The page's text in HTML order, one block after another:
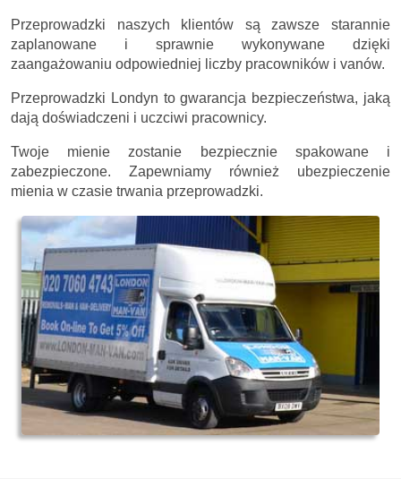
Przeprowadzki naszych klientów są zawsze starannie
zaplanowane i sprawnie wykonywane dzięki
zaangażowaniu odpowiedniej liczby pracowników i vanów.
Przeprowadzki Londyn to gwarancja bezpieczeństwa, jaką
dają doświadczeni i uczciwi pracownicy.
Twoje mienie zostanie bezpiecznie spakowane i
zabezpieczone. Zapewniamy również ubezpieczenie
mienia w czasie trwania przeprowadzki.